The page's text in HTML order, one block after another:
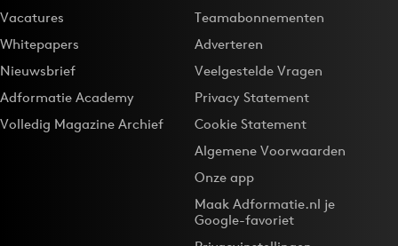
Vacatures
Whitepapers
Nieuwsbrief
Adformatie Academy
Volledig Magazine Archief
Teamabonnementen
Adverteren
Veelgestelde Vragen
Privacy Statement
Cookie Statement
Algemene Voorwaarden
Onze app
Maak Adformatie.nl je
Google-favoriet